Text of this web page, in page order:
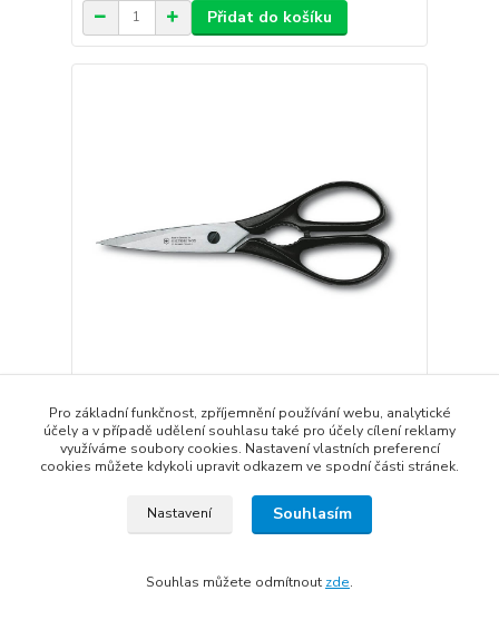
Přidat do košíku
Victorinox univerzální nůžky pro domácnost
665 Kč
550 Kčbez DPH Skladem
Přidat do košíku
Pro základní funkčnost, zpříjemnění používání webu, analytické
účely a v případě udělení souhlasu také pro účely cílení reklamy
využíváme soubory cookies. Nastavení vlastních preferencí
cookies můžete kdykoli upravit odkazem ve spodní části stránek.
Nastavení Souhlasím
Souhlas můžete odmítnout zde.